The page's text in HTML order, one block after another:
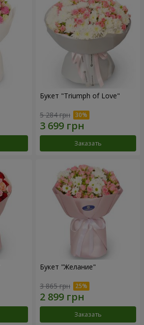
Букет "Triumph of Love"
5 284 грн
Заказать
Букет "Желание"
3 865 грн
Заказать